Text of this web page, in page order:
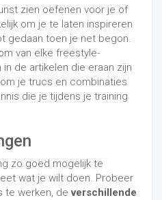
zien oefenen voor je of
om je te laten inspireren
gedaan toen je net begon.
van elke freestyle-
de artikelen die eraan zijn
je trucs en combinaties
die je tijdens je training
zo goed mogelijk te
wat je wilt doen. Probeer
te werken, deverschillende